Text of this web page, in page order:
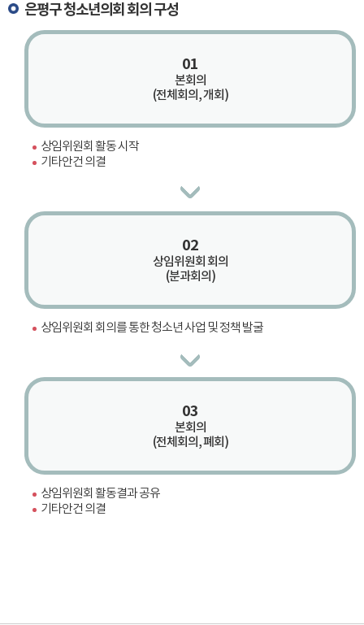
은평구 청소년의회 회의 구성
01
본회의
(전체회의, 개회)
상임위원회 활동 시작
기타안건 의결
02
상임위원회 회의
(분과회의)
상임위원회 회의를 통한 청소년 사업 및 정책 발굴
03
본회의
(전체회의, 폐회)
상임위원회 활동결과 공유
기타안건 의결